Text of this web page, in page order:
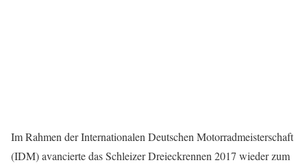
Im Rahmen der Internationalen Deutschen Motorradmeisterschaft
(IDM) avancierte das Schleizer Dreieckrennen 2017 wieder zum